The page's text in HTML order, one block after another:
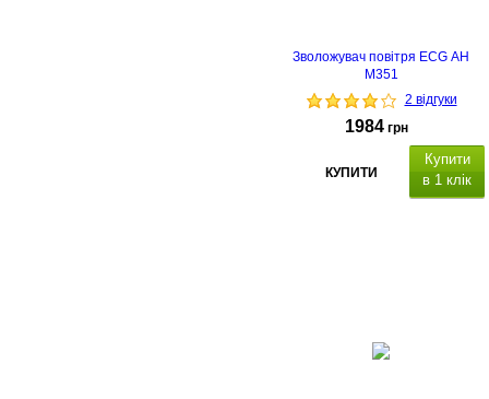
Зволожувач повітря ECG AH
M351
2 відгуки
1984 грн
КУПИТИ
Купити
в 1 клік